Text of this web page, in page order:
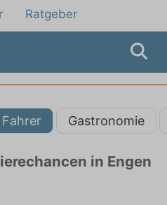
Ratgeber
Fahrer Gastronomie
in Engen